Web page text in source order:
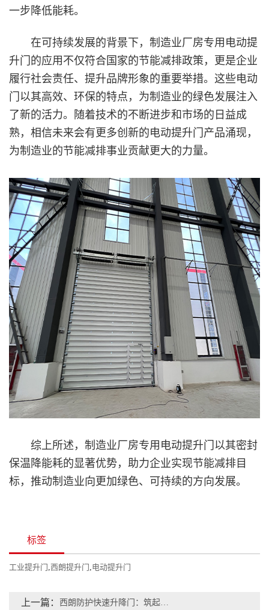
一步降低能耗。
在可持续发展的背景下，制造业厂房专用电动提
升门的应用不仅符合国家的节能减排政策，更是企业
履行社会责任、提升品牌形象的重要举措。这些电动
门以其高效、环保的特点，为制造业的绿色发展注入
了新的活力。随着技术的不断进步和市场的日益成
熟，相信未来会有更多创新的电动提升门产品涌现，
为制造业的节能减排事业贡献更大的力量。
综上所述，制造业厂房专用电动提升门以其密封
保温降能耗的显著优势，助力企业实现节能减排目
标，推动制造业向更加绿色、可持续的方向发展。
标签
工业提升门 ,西朗提升门 ,电动提升门
上一篇： 西朗防护快速升降门：筑起设备间安全屏障，有效阻隔火花